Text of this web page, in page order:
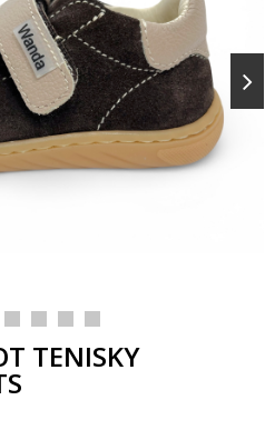
TENISKY